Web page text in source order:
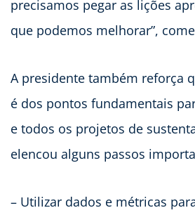
precisamos pegar as lições
que podemos melhorar”,
A presidente também reforça
é dos pontos fundamentais
e todos os projetos de
elencou alguns passos
– Utilizar dados e métricas